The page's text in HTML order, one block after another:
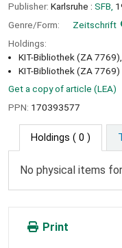
Publisher: Karlsruhe : SFB,
Genre/Form:
Zeitschrift
Holdings:
KIT-Bibliothek (ZA
KIT-Bibliothek (ZA
Get a copy of article (LEA)
PPN: 170393577
Holdings ( 0 )
No physical items
Print